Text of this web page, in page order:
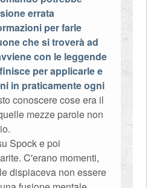
errata
per farle
che si troverà ad
con le leggende
per applicarle e
in praticamente ogni
conoscere cose era il
mezze parole non
Spock e poi
C'erano momenti,
dispiaceva non essere